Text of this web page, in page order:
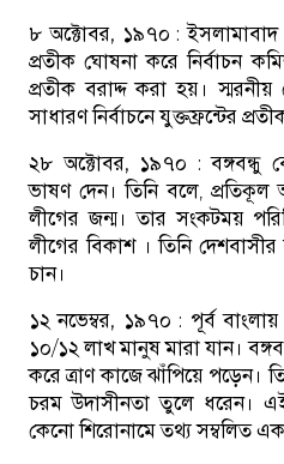
৮ অক্টোবর, ১৯৭০ :
প্রতীক ঘোষনা করে নির্বাচন
প্রতীক বরাদ্দ করা হয়।
সাধারণ নির্বাচনে যুক্তফ্রন্টের
২৮ অক্টোবর, ১৯৭০ : বঙ্গবন্ধু
ভাষণ দেন। তিনি বলে, প্রতিকূল
লীগের জন্ম। তার সংকটময়
লীগের বিকাশ । তিনি
চান।
১২ নভেম্বর, ১৯৭০ : পূর্ব
১০/১২ লাখ মানুষ মারা যান।
করে ত্রাণ কাজে ঝাঁপিয়ে পড়েন।
চরম উদাসীনতা তুলে ধরেন।
কেনো শিরোনামে তথ্য সম্বলিত